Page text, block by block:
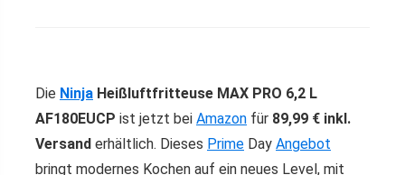
Die Ninja Heißluftfritteuse MAX PRO 6,2 L
AF180EUCP ist jetzt bei Amazon für 89,99 € inkl.
Versand erhältlich. Dieses Prime Day Angebot
bringt modernes Kochen auf ein neues Level, mit